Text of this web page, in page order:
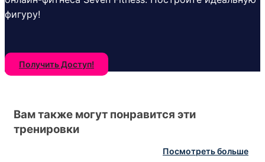
фигуру!
Получить Доступ!
Вам также могут понравится эти
тренировки
Посмотреть больше